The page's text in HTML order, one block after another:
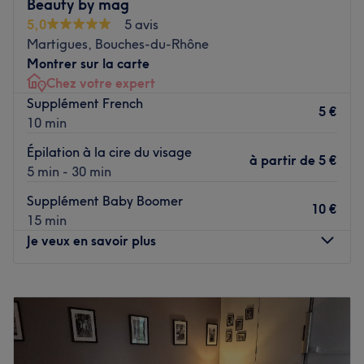
Transport public le plus proche
A trois minutes à pied de l'arrêt de bus La Salle - Le
Merle.
L’équipe
Melissa vous accueille chez elle pour prendre un réel
plaisir d'effectuer des prestations de qualité pour
sublimer le regard de ses clientes.
Nos coups de cœur :
L’atmosphère : un espace moderne à l'ambiance
conviviale.
Beauty by mag
5,0
5 avis
Martigues, Bouches-du-Rhône
Montrer sur la carte
Chez votre expert
Supplément French
10 min
5 €
Épilation à la cire du visage
5 min - 30 min
à partir de 5 €
Supplément Baby Boomer
15 min
10 €
Je veux en savoir plus
Mardi
08:30
18:30
Mercredi
08:30
18:30
08:30
18:30